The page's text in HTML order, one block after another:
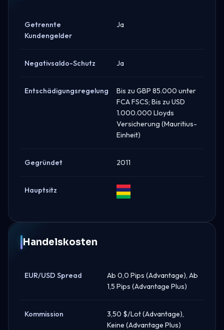
Getrennte
Kundengelder
Ja
Negativsaldo-Schutz Ja
Entschädigungsregelung
Bis zu GBP 85.000 unter
FCA FSCS; Bis zu USD
1.000.000 Lloyds
Versicherung (Mauritius-
Einheit)
Gegründet 2011
Hauptsitz
Handelskosten
EUR/USD Spread
Ab 0,0 Pips (Advantage), Ab
1,5 Pips (Advantage Plus)
Kommission
3,50 $/Lot (Advantage),
Keine (Advantage Plus)